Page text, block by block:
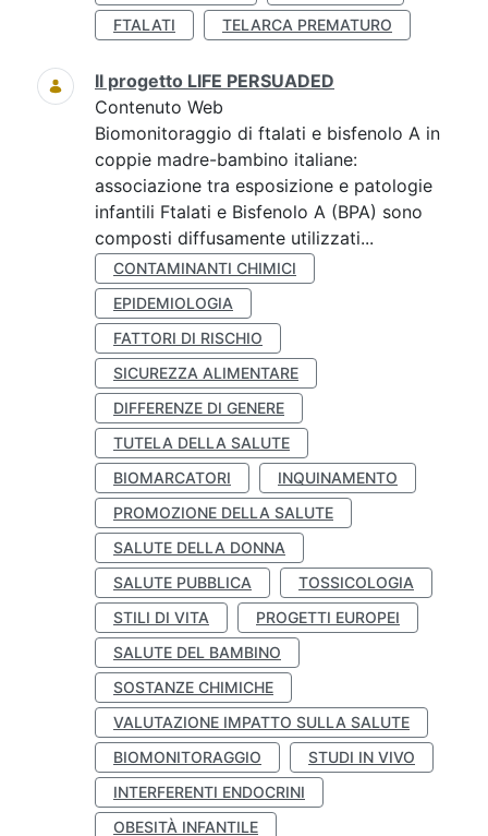
FTALATI
TELARCA PREMATURO
Il progetto LIFE PERSUADED
Contenuto Web
Biomonitoraggio di ftalati e bisfenolo A in
coppie madre-bambino italiane:
associazione tra esposizione e patologie
infantili Ftalati e Bisfenolo A (BPA) sono
composti diffusamente utilizzati...
CONTAMINANTI CHIMICI
EPIDEMIOLOGIA
FATTORI DI RISCHIO
SICUREZZA ALIMENTARE
DIFFERENZE DI GENERE
TUTELA DELLA SALUTE
BIOMARCATORI
INQUINAMENTO
PROMOZIONE DELLA SALUTE
SALUTE DELLA DONNA
SALUTE PUBBLICA
TOSSICOLOGIA
STILI DI VITA
PROGETTI EUROPEI
SALUTE DEL BAMBINO
SOSTANZE CHIMICHE
VALUTAZIONE IMPATTO SULLA SALUTE
BIOMONITORAGGIO
STUDI IN VIVO
INTERFERENTI ENDOCRINI
OBESITÀ INFANTILE